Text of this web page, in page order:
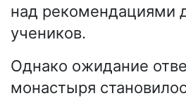
над рекомендациями
учеников.
Однако ожидание
монастыря